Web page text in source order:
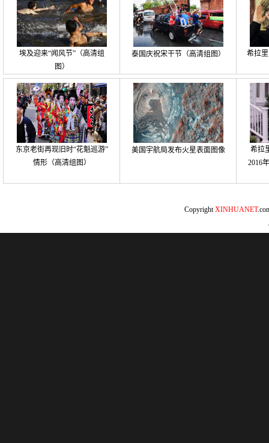
埃及迎来“闻风节”（高清组
图）
泰国庆祝宋干节（高清组图） 希拉
东京老街再现旧时“花魁巡游”
情形（高清组图）
美国宇航局发布火星表面图像
希拉
2016
CopyrightXINHUANET